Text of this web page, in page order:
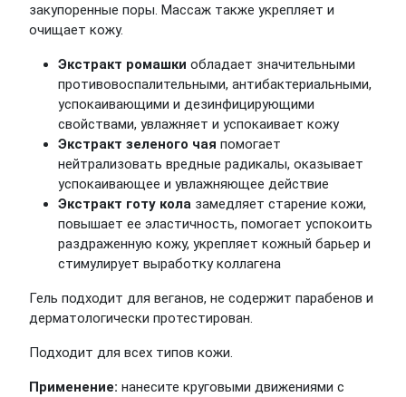
закупоренные поры. Массаж также укрепляет и
очищает кожу.
Экстракт ромашки обладает значительными
противовоспалительными, антибактериальными,
успокаивающими и дезинфицирующими
свойствами, увлажняет и успокаивает кожу
Экстракт зеленого чая помогает
нейтрализовать вредные радикалы, оказывает
успокаивающее и увлажняющее действие
Экстракт готу кола замедляет старение кожи,
повышает ее эластичность, помогает успокоить
раздраженную кожу, укрепляет кожный барьер и
стимулирует выработку коллагена
Гель подходит для веганов, не содержит парабенов и
дерматологически протестирован.
Подходит для всех типов кожи.
Применение: нанесите круговыми движениями с